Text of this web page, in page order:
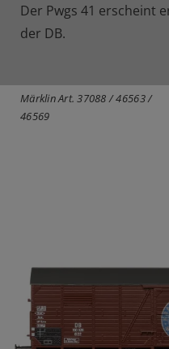
Der Pwgs 41 erscheint
der DB.
Märklin Art. 37088 / 46563 /
46569